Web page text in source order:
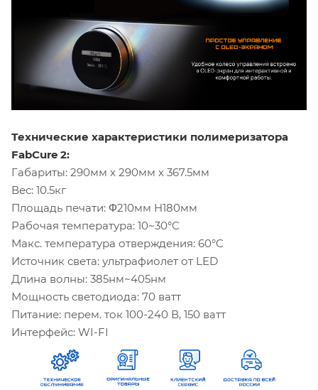
Технические характеристики полимеризатора
FabCure 2:
Габариты: 290мм x 290мм x 367.5мм
Вес: 10.5кг
Площадь печати: Φ210мм H180мм
Рабочая температура: 10~30°C
Макс. температура отверждения: 60°C
Источник света: ультрафиолет от LED
Длина волны: 385нм~405нм
Мощность светодиода: 70 ватт
Питание: перем. ток 100-240 В, 150 ватт
Интерфейс: WI-FI